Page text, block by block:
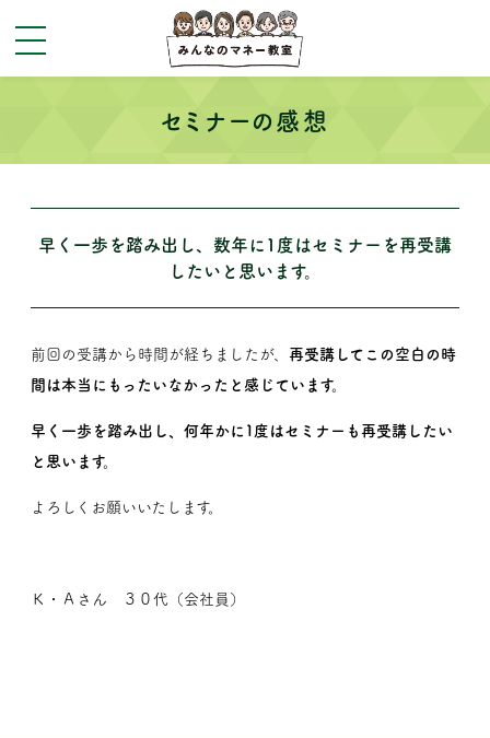
toggle
セミナーの感想
早く一歩を踏み出し、数年に1度はセミナーを再受講
したいと思います。
前回の受講から時間が経ちましたが、 再受講してこの空白の時
間は本当にもったいなかったと感じています。
早く一歩を踏み出し、何年かに1度はセミナーも再受講したい
と思います。
よろしくお願いいたします。
Ｋ・Ａさん ３０代（会社員）